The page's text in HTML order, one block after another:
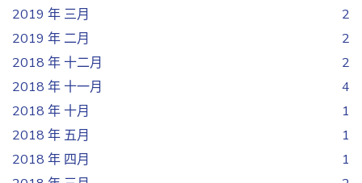
2019 年 三月
2
2019 年 二月
2
2018 年 十二月
2
2018 年 十一月
4
2018 年 十月
1
2018 年 五月
1
2018 年 四月
1